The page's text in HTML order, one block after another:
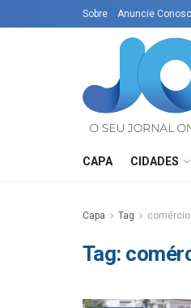
Sobre Anuncie
CAPA CIDADES
Capa Tag comércio
Tag: